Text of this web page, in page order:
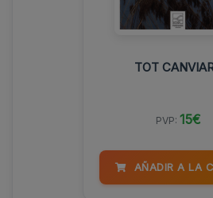
TOT
PVP: 15€
AÑADIR A LA